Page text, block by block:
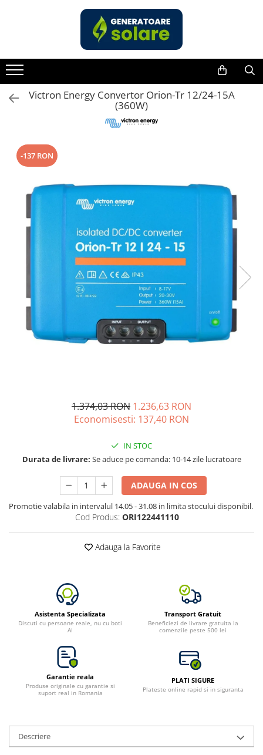
Acasa
Statii de Alimentare Portabile
Cauta dupa capacitate
Intre 2000-3000W
Peste 3000W
Bluetti
Anker
Vezi toate statiile
Accesorii Statii de Alimentare
Kituri Generatoare Solare
Pana in 1000W
Pecron
Toate generatoarele
Panouri Solare Pliabile
Cauta dupa marca
Toate panourile portabile
Kituri solare pentru balcon
Frigidere Portabile
Componente Fotovoltaice
Incarcatoare solare
Incarcatoare solare MPPT
Interfete si cabluri
Cabluri panouri fotovoltaice
Victron Energy Convertor Orion-Tr 12/24-15A
(360W)
-137 RON
1.374,03 RON 1.236,63 RON
Economisesti: 137,40 RON
IN STOC
Durata de livrare: Se aduce pe comanda: 10-14 zile lucratoare
ADAUGA IN COS
Promotie valabila in intervalul 14.05 - 31.08 in limita stocului disponibil.
Cod Produs: ORI122441110
Adauga la Favorite
Asistenta Specializata
Discuti cu persoane reale, nu cu boti
AI
Transport Gratuit
Beneficiezi de livrare gratuita la
comenzile peste 500 lei
Garantie reala
Produse originale cu garantie si
suport real in Romania
PLATI SIGURE
Plateste online rapid si in siguranta
Descriere